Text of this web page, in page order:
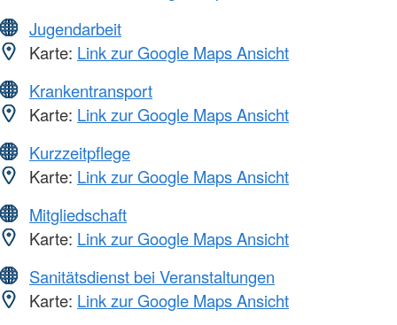
Jugendarbeit
Karte: Link zur Google Maps Ansicht
Krankentransport
Karte: Link zur Google Maps Ansicht
Kurzzeitpflege
Karte: Link zur Google Maps Ansicht
Mitgliedschaft
Karte: Link zur Google Maps Ansicht
Sanitätsdienst bei Veranstaltungen
Karte: Link zur Google Maps Ansicht